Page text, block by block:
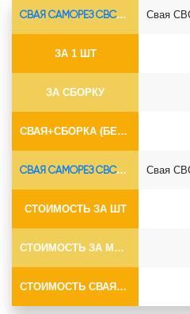
СВАЯ САМОРЕЗ СВСН-Ø73*5.5
ЗА 1 ШТ
ЗА СБОРКУ
СВАЯ+СБОРКА (БЕЗ ОГОЛОВКА)
СВАЯ САМОРЕЗ СВСН-Ø89*6.5
СТОИМОСТЬ ЗА ШТ
СТОИМОСТЬ ЗА МОНТАЖ
СТОИМОСТЬ СВАЯ+МОНТАЖ (БЕЗ ОГОЛОВКА)